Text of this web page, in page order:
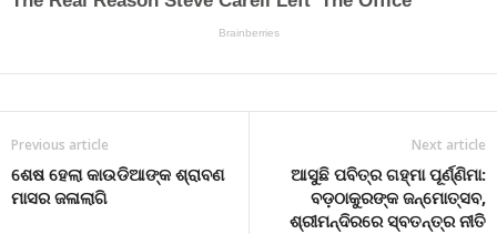
Previous article
ଶେଷ ହେଲା କାଉଡିଆଙ୍କ ଶ୍ରାବଣ
ମାସର ଜଳାଲାଗି
Next article
ଆସୁଛି ପବିତ୍ର ଗହ୍ମା ପୂର୍ଣ୍ଣିମା:
ବଡ଼ଠାକୁରଙ୍କ ଜନ୍ମୋତ୍ସବ,
ଶ୍ରୀମନ୍ଦିରରେ ସ୍ବତନ୍ତ୍ର ନୀତି